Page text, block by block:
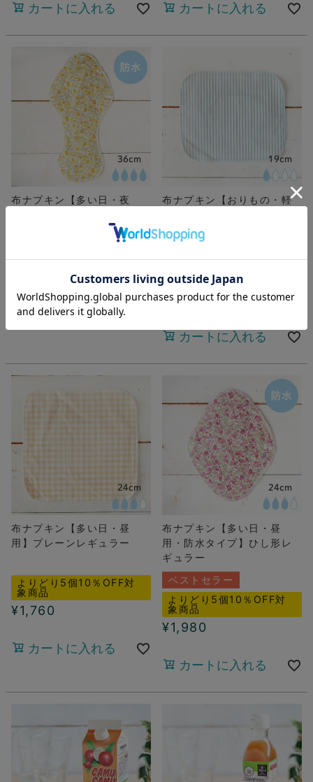
カートに入れる カートに入れる
布ナプキン【多い日・夜
象商品
カートに入れる
布ナプキン【おりもの・軽
象商品
¥1,430
カートに入れる
布ナプキン【多い日・昼
用】プレーンレギュラー
よりどり5個10％OFF対
象商品
¥1,760
カートに入れる
布ナプキン【多い日・昼
用・防水タイプ】ひし形レ
ギュラー
ベストセラー
よりどり5個10％OFF対
象商品
¥1,980
カートに入れる